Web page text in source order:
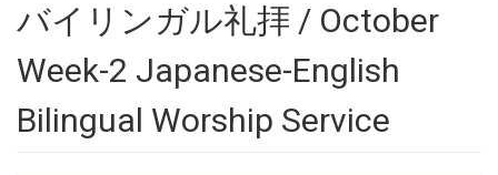
バイリンガル礼拝 / October
Week-2 Japanese-English
Bilingual Worship Service